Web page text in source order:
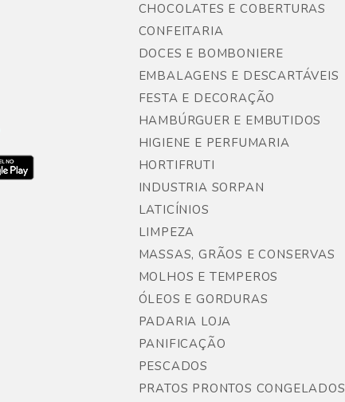
CHOCOLATES E COBERTURAS
CONFEITARIA
DOCES E BOMBONIERE
EMBALAGENS E DESCARTÁVEIS
FESTA E DECORAÇÃO
HAMBÚRGUER E EMBUTIDOS
HIGIENE E PERFUMARIA
HORTIFRUTI
INDUSTRIA SORPAN
LATICÍNIOS
LIMPEZA
MASSAS, GRÃOS E CONSERVAS
MOLHOS E TEMPEROS
ÓLEOS E GORDURAS
PADARIA LOJA
PANIFICAÇÃO
PESCADOS
PRATOS PRONTOS CONGELADOS